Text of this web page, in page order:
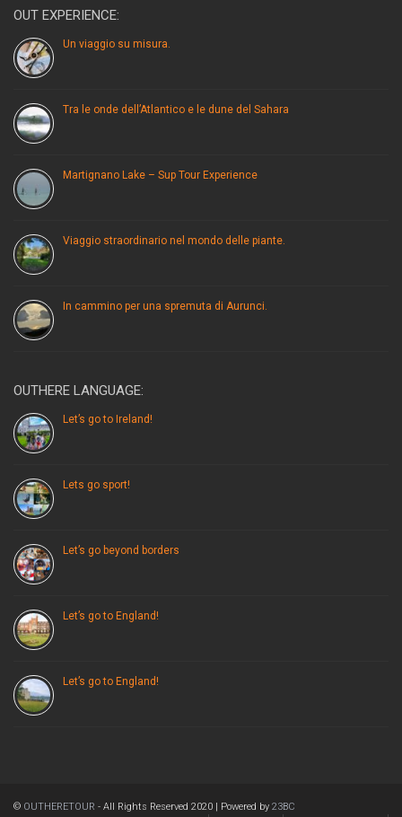
OUT EXPERIENCE:
Un viaggio su misura.
Tra le onde dell’Atlantico e le dune del Sahara
Martignano Lake – Sup Tour Experience
Viaggio straordinario nel mondo delle piante.
In cammino per una spremuta di Aurunci.
OUTHERE LANGUAGE:
Let’s go to Ireland!
Lets go sport!
Let’s go beyond borders
Let’s go to England!
Let’s go to England!
© OUTHERETOUR - All Rights Reserved 2020 | Powered by 23BC